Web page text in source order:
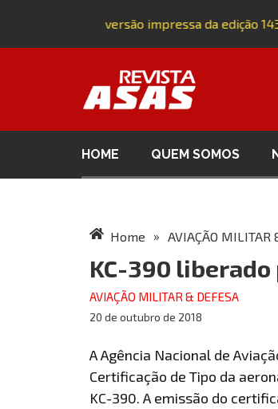
Adquira a versão impressa da edição 143
HOME QUEM SOMOS
Home » AVIAÇÃO MILITAR
KC-390
AVIAÇÃO MILITAR & DEFESA
20 de outubro de 2018
A Agência Nacional de
Certificação de Tipo da
KC-390. A emissão do